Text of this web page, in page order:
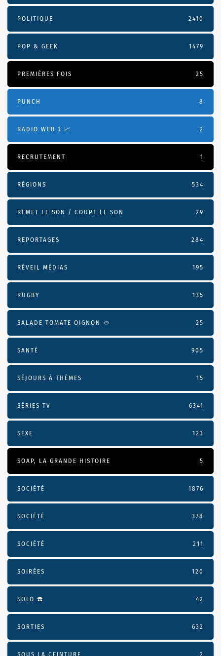
POLITIQUE 2410
POP & GEEK 1479
PREMIÈRES FOIS 25
PUNCH 8
RADIO WEB 3 📈 2
RECRUTEMENT 1
RÉGIONS 534
REMET LE SON / COUPE LE SON 29
REPORTAGES 284
RÉVEIL MÉDIAS 195
RUGBY 135
SALADE TOMATE OIGNON 🥙 25
SANTÉ 905
SÉJOURS À THÈMES 15
SÉRIES TV 6341
SEXE 123
SOAP, LA GRANDE HISTOIRE 5
SOCIÉTÉ 1876
SOCIÉTÉ 378
SOCIÉTÉ 211
SOIRÉES 120
SOLO ☎️ 42
SORTIES 632
SOUS LA CEINTURE 2